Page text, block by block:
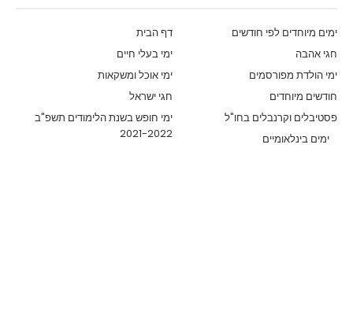
דף הבית
ימים מיוחדים לפי חודשים
ימי בעלי חיים
חגי אהבה
ימי אוכל ומשקאות
ימי הולדת מפורסמים
חגי ישראל
חודשים מיוחדים
ימי חופש בשנת הלימודים תשפ"ב
2021-2022
פסטיבלים וקרנבלים בחו"ל
ימים בינלאומיים